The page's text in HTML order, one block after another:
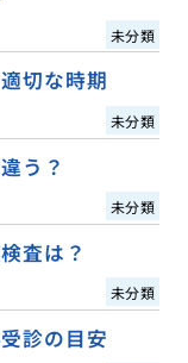
未分類
切な時期
未分類
う？
未分類
査は？
未分類
診の目安